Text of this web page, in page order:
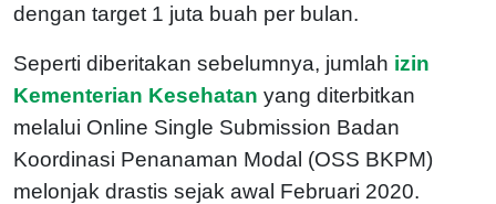
dengan target 1 juta buah per bulan.
Seperti diberitakan sebelumnya, jumlah izin
Kementerian Kesehatan yang diterbitkan
melalui Online Single Submission Badan
Koordinasi Penanaman Modal (OSS BKPM)
melonjak drastis sejak awal Februari 2020.